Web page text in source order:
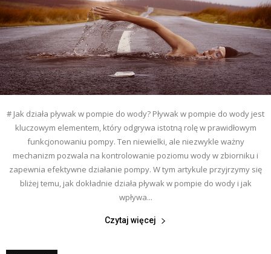
# Jak działa pływak w pompie do wody? Pływak w pompie do wody jest
kluczowym elementem, który odgrywa istotną rolę w prawidłowym
funkcjonowaniu pompy. Ten niewielki, ale niezwykle ważny
mechanizm pozwala na kontrolowanie poziomu wody w zbiorniku i
zapewnia efektywne działanie pompy. W tym artykule przyjrzymy się
bliżej temu, jak dokładnie działa pływak w pompie do wody i jak
wpływa...
Czytaj więcej